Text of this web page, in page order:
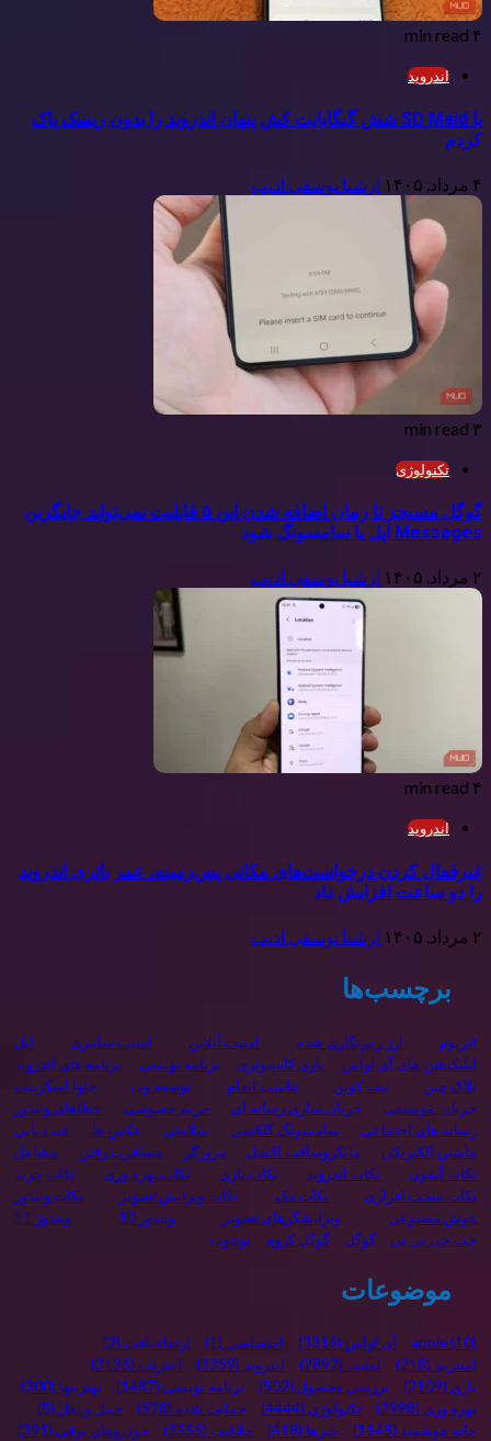
۴ min read
اندروید
با SD Maid شش گیگابایت کش پنهان اندروید را بدون ریسک پاک
کردم
۴ مرداد, ۱۴۰۵ ارشیا یوسفی ادیب
۳ min read
تکنولوژی
گوگل مسیجز تا زمان اضافه شدن این ۵ قابلیت نمی‌تواند جایگزین
Messages اپل یا سامسونگ شود
۲ مرداد, ۱۴۰۵ ارشیا یوسفی ادیب
۴ min read
اندروید
غیرفعال کردن درخواست‌های مکانی پس‌زمینه، عمر باتری اندروید
را دو ساعت افزایش داد
۲ مرداد, ۱۴۰۵ ارشیا یوسفی ادیب
برچسب‌ها
اتریوم ارز رمزنگاری شده امنیت آنلاین امنیت سایبری
اپل
اپلیکیشن های آی اواس
بازی کامپیوتری برنامه نويسی
برنامه های اندروید
بلاک چین
بیت کوین تناسب اندام توسعه وب
جاوا اسکریپت
جریان-موسیقی
جریان سازی رسانه ای حریم خصوصی
خطاهای ویندوز
رسانه های اجتماعی
سامسونگ گلکسی سلامتی عکس ها
عیب یابی
ماشین الکتریکی
مایکروسافت اکسل مرورگر مسافرت رفتن
مشاغل
نکات آیفون
نکات اندروید نکات بازی نکات بهره وری
نکات خرید
نکات سخت افزاری
نکات مک نکات ویرایش تصویر
نکات ویندوز
هوش مصنوعی
ویرایشگرهای تصویر ویندوز 10
ویندوز 11
چت جی پی تی
گوگل گوگل کروم یوتیوب
موضوعات
apple(10) آی اواس (3316) اختصاصی (1) ارتقاء یافت (2)
استریم (218) امنیت (2892) اندروید (3359) اینترنت (3135)
بازی (2109) بررسی محصول (502) برنامه نویسی (1487) بهترینها (300)
بهره وری (2998) تکنولوژی (4444) حمایت شده (528) حمل و نقل (5)
خانه هوشمند (1145) خبرها (418) خلاقیت (2555) خودروهای برقی (391)